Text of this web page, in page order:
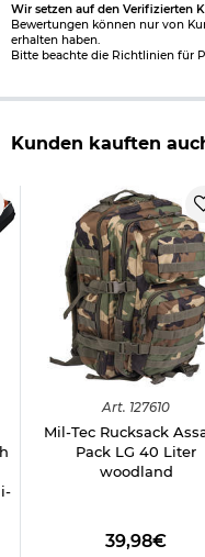
Wir setzen auf den Verifizierten
Bewertungen können nur von
erhalten haben.
Bitte beachte die Richtlinien für
Kunden kauften
Art. 127610
Mil-Tec Rucksack
Pack LG 40 Liter
woodland
39,98€